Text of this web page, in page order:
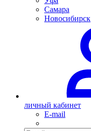
Самара
Новосибирск
личный кабинет
E-mail